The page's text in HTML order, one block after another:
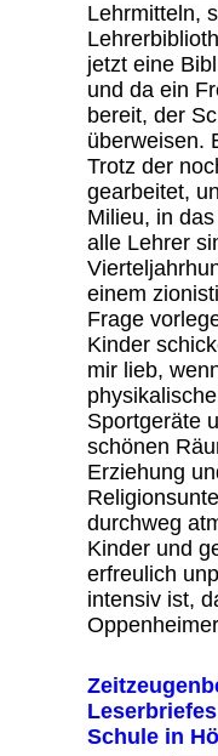
Lehrmitteln,
jetzt eine
und da ein
bereit, der
überweisen.
Trotz der
gearbeitet,
Milieu, in
alle Lehrer
einem
Frage
Kinder
mir lieb,
Sportgeräte
schönen
Erziehung
durchweg
Kinder und
erfreulich
intensiv ist,
Schule in